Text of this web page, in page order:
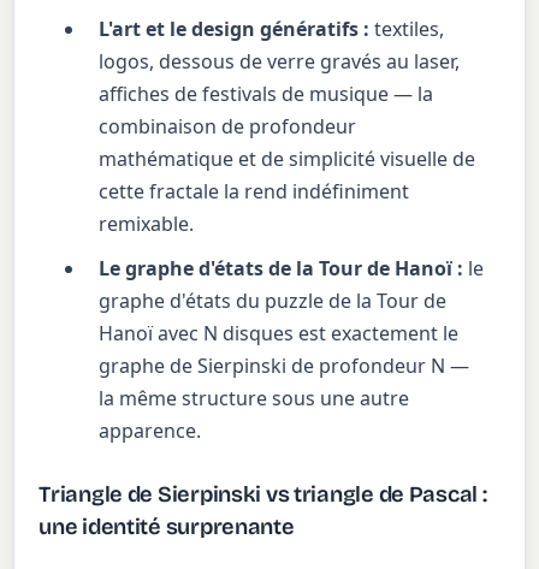
L'art et le design génératifs : textiles,
logos, dessous de verre gravés au laser,
affiches de festivals de musique — la
combinaison de profondeur
mathématique et de simplicité visuelle de
cette fractale la rend indéfiniment
remixable.
Le graphe d'états de la Tour de Hanoï : le
graphe d'états du puzzle de la Tour de
Hanoï avec N disques est exactement le
graphe de Sierpinski de profondeur N —
la même structure sous une autre
apparence.
Triangle de Sierpinski vs triangle de Pascal :
une identité surprenante